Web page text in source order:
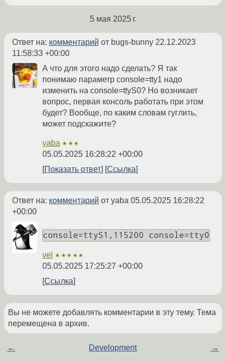
5 мая 2025 г.
Ответ на: комментарий от bugs-bunny 22.12.2023
11:58:33 +00:00
А что для этого надо сделать? Я так
понимаю параметр console=tty1 надо
изменить на console=ttyS0? Но возникает
вопрос, первая консоль работать при этом
будет? Вообще, по каким словам гуглить,
может подскажите?
yaba ★★★
05.05.2025 16:28:22 +00:00
Показать ответ
Ссылка
Ответ на: комментарий от yaba 05.05.2025 16:28:22
+00:00
console=ttyS1,115200 console=tty0
vel ★★★★★
05.05.2025 17:25:27 +00:00
Ссылка
Вы не можете добавлять комментарии в эту тему. Тема
перемещена в архив.
← Development →